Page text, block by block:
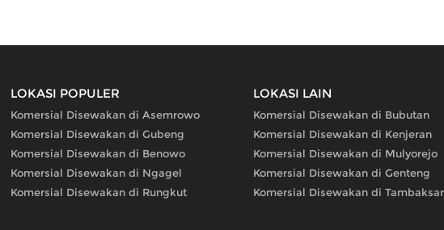
LOKASI POPULER
Komersial Disewakan di Asemrowo
Komersial Disewakan di Gubeng
Komersial Disewakan di Benowo
Komersial Disewakan di Ngagel
Komersial Disewakan di Rungkut
LOKASI LAIN
Komersial Disewakan di Bubutan
Komersial Disewakan di Kenjeran
Komersial Disewakan di Mulyorejo
Komersial Disewakan di Genteng
Komersial Disewakan di